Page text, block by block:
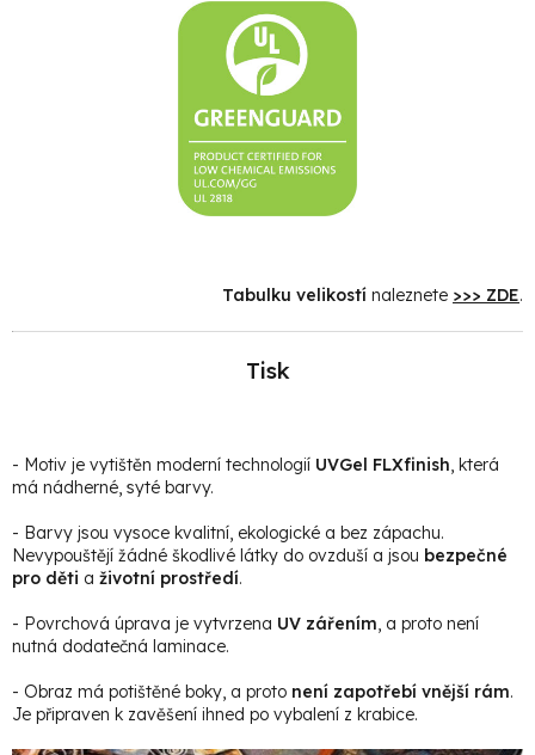
Tabulku velikostí naleznete >>> ZDE.
Tisk
- Motiv je vytištěn moderní technologií UVGel FLXfinish, která
má nádherné, syté barvy.
- Barvy jsou vysoce kvalitní, ekologické a bez zápachu.
Nevypouštějí žádné škodlivé látky do ovzduší a jsou bezpečné
pro děti a životní prostředí.
- Povrchová úprava je vytvrzena UV zářením, a proto není
nutná dodatečná laminace.
- Obraz má potištěné boky, a proto není zapotřebí vnější rám.
Je připraven k zavěšení ihned po vybalení z krabice.